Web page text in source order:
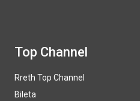
Top Channel
Rreth Top Channel
Bileta